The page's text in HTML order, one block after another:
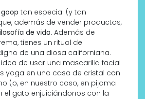
goop tan especial (y tan
además de vender productos,
de vida. Además de
tienes un ritual de
de una diosa californiana.
de usar una mascarilla facial
yoga en una casa de cristal con
(o, en nuestro caso, en pijama
el gato enjuiciándonos con la